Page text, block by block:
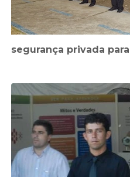
segurança privada